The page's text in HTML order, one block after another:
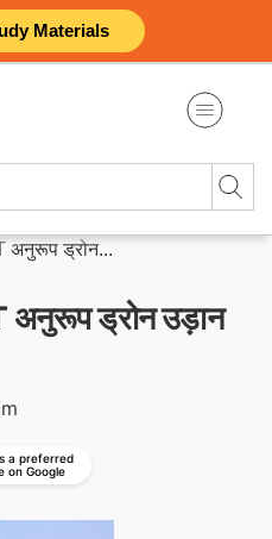
Materials
अनुरूप ड्रोन...
अनुरूप ड्रोन उड़ान
a preferred
on Google